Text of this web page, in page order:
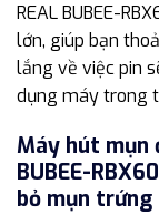
REAL BUBEE-
lớn, giúp bạn
lắng về việc pin
dụng máy trong
Máy hút mụn
BUBEE-
bỏ mụn trứng